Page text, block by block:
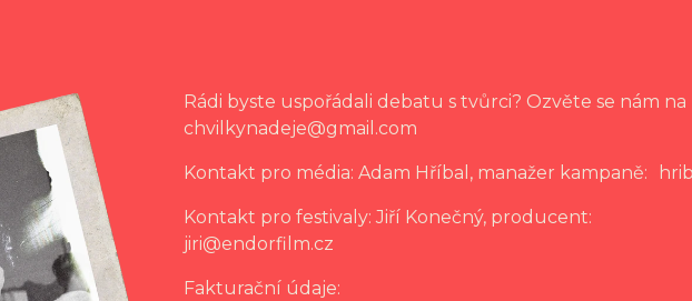
Rádi byste uspořádali debatu s tvůrci? Ozvěte se nám na
chvilkynadeje@gmail.com
Kontakt pro média: Adam Hříbal, manažer kampaně:
Kontakt pro festivaly: Jiří Konečný, producent:
jiri@endorfilm.cz
Fakturační údaje: